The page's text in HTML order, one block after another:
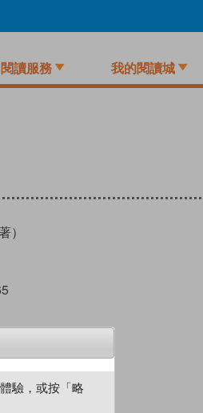
閱讀服務 我的閱讀城
）
加入閱讀紀錄
驗，或按「略